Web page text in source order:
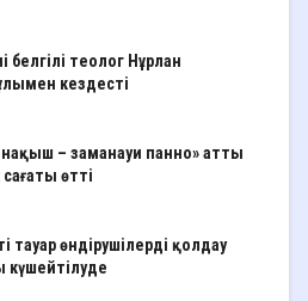
белгілі теолог Нұрлан
кездесті
– заманауи панно» атты
өтті
тауар өндірушілерді қолдау
күшейтілуде